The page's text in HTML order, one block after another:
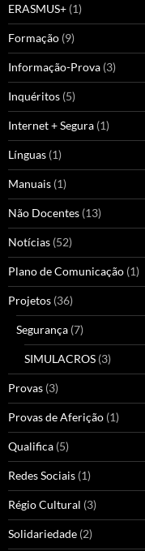
ERASMUS+ (1)
Formação (9)
Informação-Prova (3)
Inquéritos (5)
Internet + Segura (1)
Línguas (1)
Manuais (1)
Não Docentes (13)
Notícias (52)
Plano de Comunicação (1)
Projetos (36)
Segurança (7)
SIMULACROS (3)
Provas (3)
Provas de Aferição (1)
Qualifica (5)
Redes Sociais (1)
Régio Cultural (3)
Solidariedade (2)